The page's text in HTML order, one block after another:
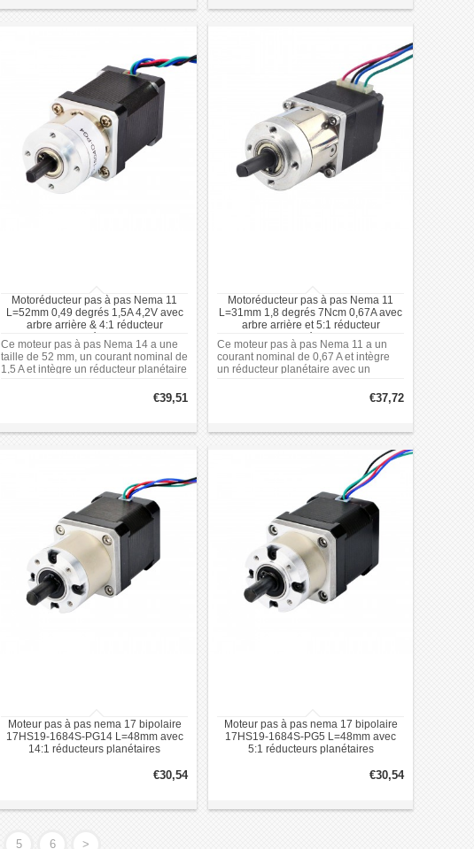
28 mm, une longueur de moteur de
une utilisation sur une plage de
Motoréducteur pas à pas Nema 11
L=52mm 0,49 degrés 1,5A 4,2V avec
arbre arrière & 4:1 réducteur
planétaire
Ce moteur pas à pas Nema 14 a une
taille de 52 mm, un courant nominal de
1,5 A et intègre un réducteur planétaire
€39,51
Motoréducteur pas à pas Nema 11
L=31mm 1,8 degrés 7Ncm 0,67A avec
arbre arrière et 5:1 réducteur
planétaire
Ce moteur pas à pas Nema 11 a un
courant nominal de 0,67 A et intègre
un réducteur planétaire avec un
€37,72
Moteur pas à pas nema 17 bipolaire
17HS19-1684S-PG14 L=48mm avec
14:1 réducteurs planétaires
€30,54
Moteur pas à pas nema 17 bipolaire
17HS19-1684S-PG5 L=48mm avec
5:1 réducteurs planétaires
€30,54
5 6 >